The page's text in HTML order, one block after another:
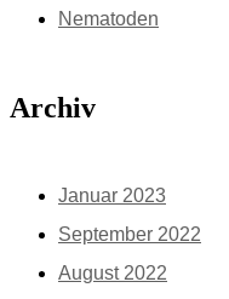
Nematoden
Archiv
Januar 2023
September 2022
August 2022